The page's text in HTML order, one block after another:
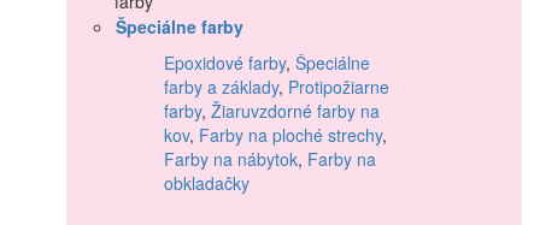
Špeciálne farby
Epoxidové farby, Špeciálne
farby a základy, Protipožiarne
farby, Žiaruvzdorné farby na
kov, Farby na ploché strechy,
Farby na nábytok, Farby na
obkladačky